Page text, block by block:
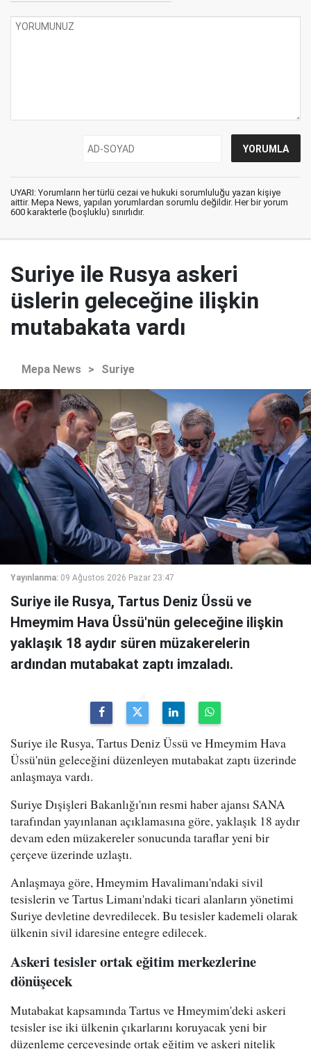
UYARI: Yorumların her türlü cezai ve hukuki sorumluluğu yazan kişiye
aittir. Mepa News, yapılan yorumlardan sorumlu değildir. Her bir yorum
600 karakterle (boşluklu) sınırlıdır.
Suriye ile Rusya askeri
üslerin geleceğine ilişkin
mutabakata vardı
Mepa News > Suriye
Yayınlanma: 09 Ağustos 2026 Pazar 23:47
Suriye ile Rusya, Tartus Deniz Üssü ve
Hmeymim Hava Üssü'nün geleceğine ilişkin
yaklaşık 18 aydır süren müzakerelerin
ardından mutabakat zaptı imzaladı.
Suriye ile Rusya, Tartus Deniz Üssü ve Hmeymim Hava
Üssü'nün geleceğini düzenleyen mutabakat zaptı üzerinde
anlaşmaya vardı.
Suriye Dışişleri Bakanlığı'nın resmi haber ajansı SANA
tarafından yayınlanan açıklamasına göre, yaklaşık 18 aydır
devam eden müzakereler sonucunda taraflar yeni bir
çerçeve üzerinde uzlaştı.
Anlaşmaya göre, Hmeymim Havalimanı'ndaki sivil
tesislerin ve Tartus Limanı'ndaki ticari alanların yönetimi
Suriye devletine devredilecek. Bu tesisler kademeli olarak
ülkenin sivil idaresine entegre edilecek.
Askeri tesisler ortak eğitim merkezlerine
dönüşecek
Mutabakat kapsamında Tartus ve Hmeymim'deki askeri
tesisler ise iki ülkenin çıkarlarını koruyacak yeni bir
düzenleme çerçevesinde ortak eğitim ve askeri nitelik